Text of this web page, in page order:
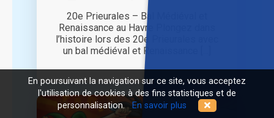
20e Prieurales – Bal Médiéval et
Renaissance au Havre Plongez dans
l’histoire lors des 20e Prieurales avec
un bal médiéval et Renaissance [...]
En poursuivant la navigation sur ce site, vous acceptez
l'utilisation de cookies à des fins statistiques et de
personnalisation.En savoir plus